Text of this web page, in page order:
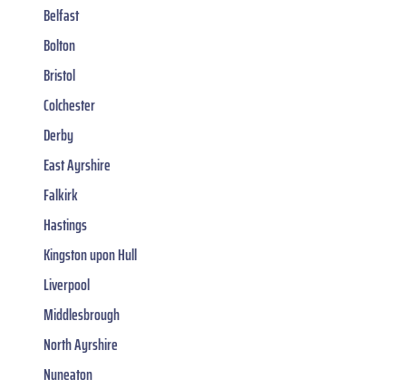
Belfast
Bolton
Bristol
Colchester
Derby
East Ayrshire
Falkirk
Hastings
Kingston upon Hull
Liverpool
Middlesbrough
North Ayrshire
Nuneaton